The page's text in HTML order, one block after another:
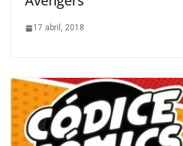
17 abril, 2018